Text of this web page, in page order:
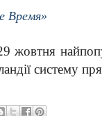
Время»
жовтня
систему